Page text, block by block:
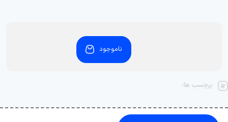
ناموجود
برچسب ها: